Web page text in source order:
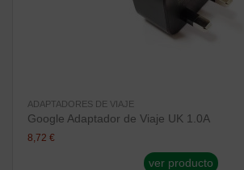
ADAPTADORES DE VIAJE
Google Adaptador de Viaje UK 1.0A
8,72 €
ver producto